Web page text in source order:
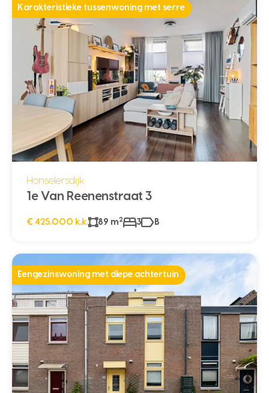
Karakteristieke tussenwoning met serre
Honselersdijk
1e Van Reenenstraat 3
€ 425.000 k.k. 89 m2 3 B
Eengezinswoning met diepe achtertuin